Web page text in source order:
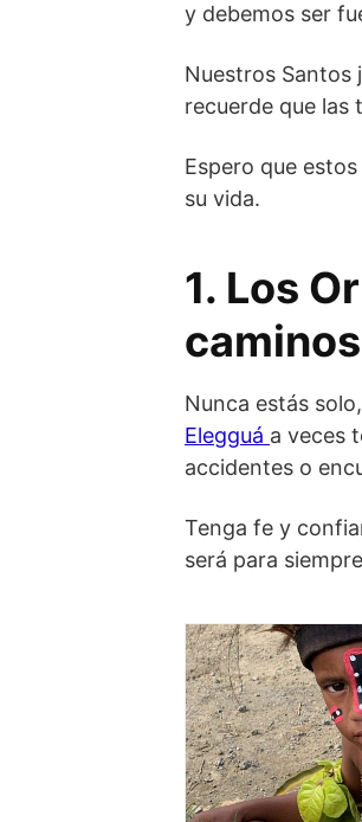
y debemos ser
Nuestros Santos
recuerde que las
Espero que
su vida.
1. Los
caminos
Nunca estás
Elegguá a veces
accidentes o
Tenga fe y
será para